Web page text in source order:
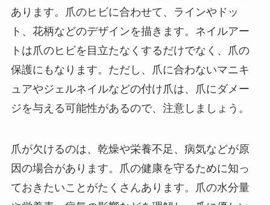
あります。爪のヒビに合わせて、ラインやドッ
ト、花柄などのデザインを描きます。ネイルアー
トは爪のヒビを目立たなくするだけでなく、爪の
保護にもなります。ただし、爪に合わないマニキ
ュアやジェルネイルなどの付け爪は、爪にダメー
ジを与える可能性があるので、注意しましょう。
爪が欠けるのは、乾燥や栄養不足、病気などが原
因の場合があります。爪の健康を守るために知っ
ておきたいことがたくさんあります。爪の水分量